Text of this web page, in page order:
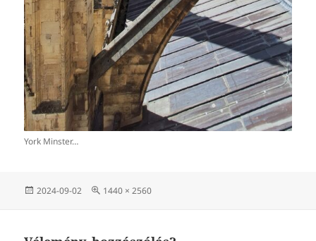
York Minster…
Közzétéve
2024-09-02
Teljes
1440 × 2560